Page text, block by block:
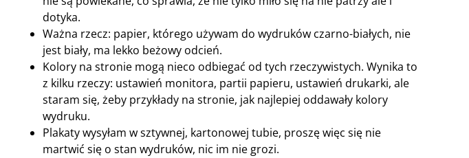
dotyka.
Ważna rzecz: papier, którego używam do wydruków czarno-białych, nie
jest biały, ma lekko beżowy odcień.
Kolory na stronie mogą nieco odbiegać od tych rzeczywistych. Wynika to
z kilku rzeczy: ustawień monitora, partii papieru, ustawień drukarki, ale
staram się, żeby przykłady na stronie, jak najlepiej oddawały kolory
wydruku.
Plakaty wysyłam w sztywnej, kartonowej tubie, proszę więc się nie
martwić się o stan wydruków, nic im nie grozi.